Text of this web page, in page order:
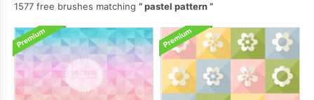
1577 free brushes matching
pastel pattern